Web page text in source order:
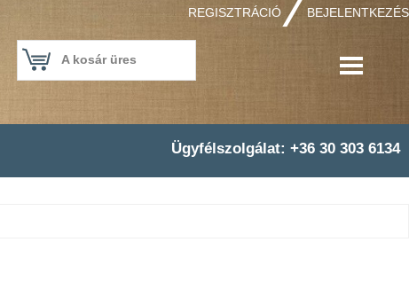
REGISZTRÁCIÓ BEJELENTKEZÉS
A kosár üres
Ügyfélszolgálat: +36 30 303 6134